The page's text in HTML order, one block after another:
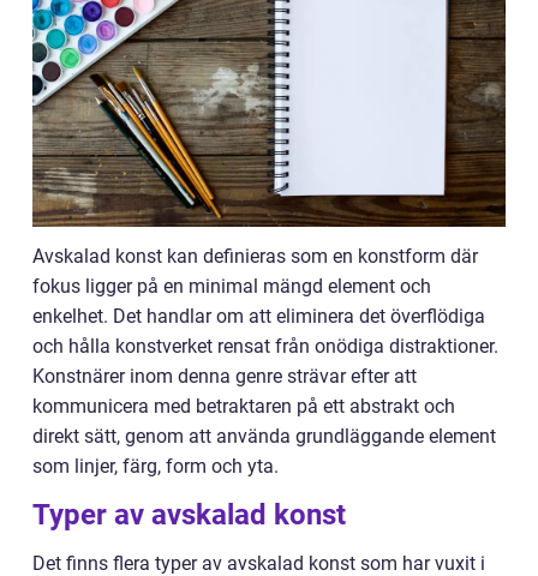
Avskalad konst kan definieras som en konstform där
fokus ligger på en minimal mängd element och
enkelhet. Det handlar om att eliminera det överflödiga
och hålla konstverket rensat från onödiga distraktioner.
Konstnärer inom denna genre strävar efter att
kommunicera med betraktaren på ett abstrakt och
direkt sätt, genom att använda grundläggande element
som linjer, färg, form och yta.
Typer av avskalad konst
Det finns flera typer av avskalad konst som har vuxit i